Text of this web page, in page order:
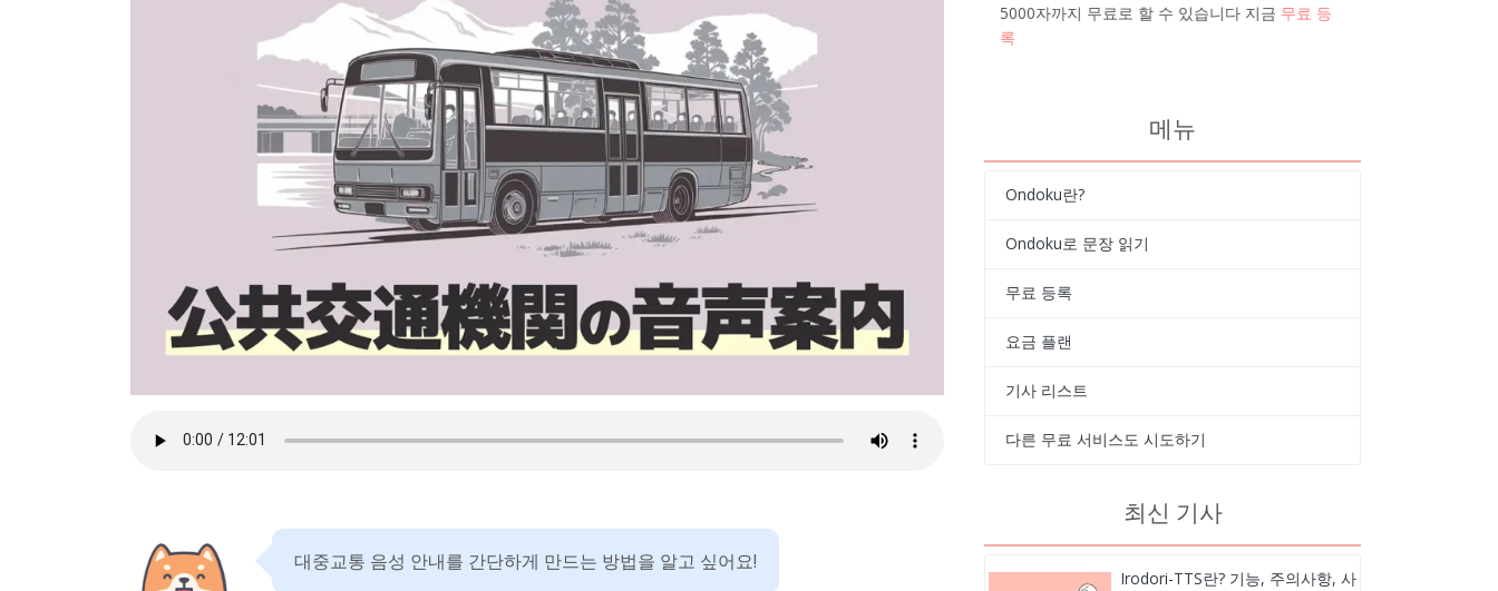
대중교통 음성 안내를 간단하게 만드는 방법을 알고 싶어요!
5000자까지 무료로 할 수 있습니다 지금 무료 등
록
메뉴
Ondoku란?
Ondoku로 문장 읽기
무료 등록
요금 플랜
기사 리스트
다른 무료 서비스도 시도하기
최신 기사
Irodori-TTS란? 기능, 주의사항, 사